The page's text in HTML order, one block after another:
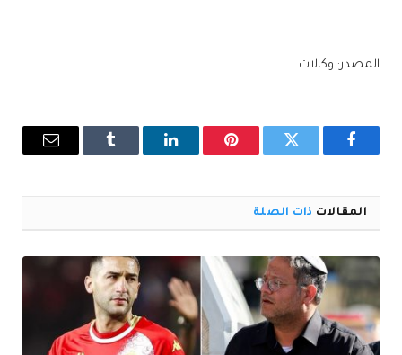
المصدر: وكالات
فيسبوك تويتر بينتيريستلينكدإن Tumblr
البريد
المقالات ذات الصلة